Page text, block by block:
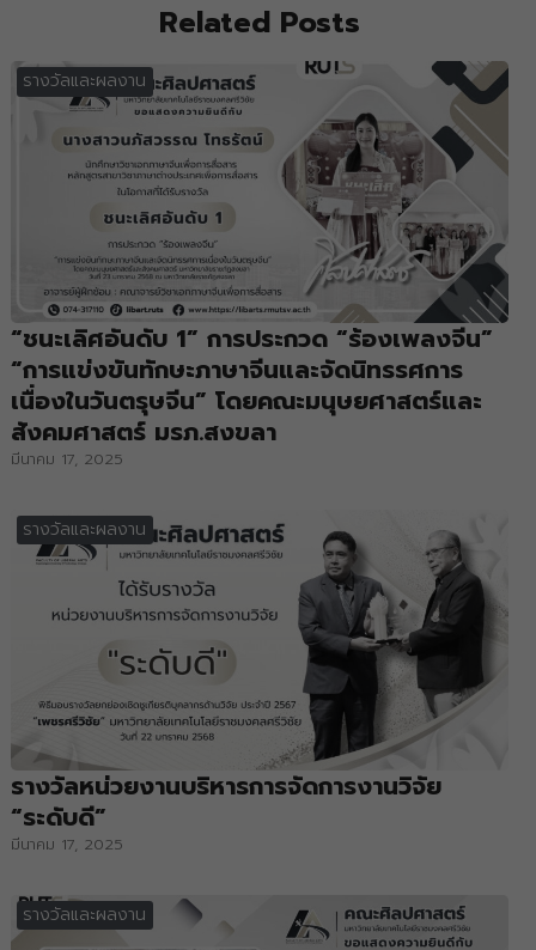
Related Posts
รางวัลและผลงาน
“ชนะเลิศอันดับ 1” การประกวด “ร้องเพลงจีน”
“การแข่งขันทักษะภาษาจีนและจัดนิทรรศการ
เนื่องในวันตรุษจีน” โดยคณะมนุษยศาสตร์และ
สังคมศาสตร์ มรภ.สงขลา
มีนาคม 17, 2025
รางวัลและผลงาน
รางวัลหน่วยงานบริหารการจัดการงานวิจัย
“ระดับดี”
มีนาคม 17, 2025
รางวัลและผลงาน